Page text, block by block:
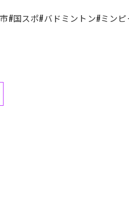
#国スポ#バドミントン#ミン